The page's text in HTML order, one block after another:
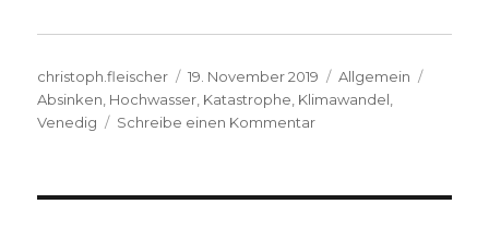
Autor
christoph.fleischer
Veröffentlicht
am
19. November 2019 Kategorien
Allgemein
Absinken Hochwasser Katastrophe Klimawandel
Venedig
Schreibe einen Kommentarzu